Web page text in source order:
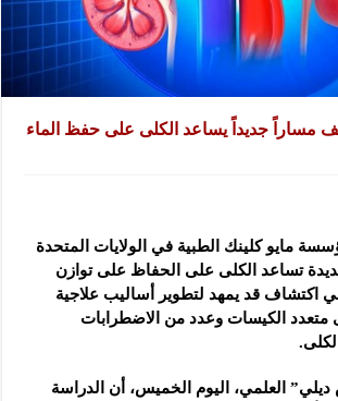
مساراً جديداً يساعد الكلى على حفظ الماء
مايو كلينك الطبية في الولايات المتحدة
تساعد الكلى على الحفاظ على توازن
اكتشاف قد يمهد لتطوير أساليب علاجية
الكيسات وعدد من الاضطرابات
العلمي، اليوم الخميس، أن الدراسة